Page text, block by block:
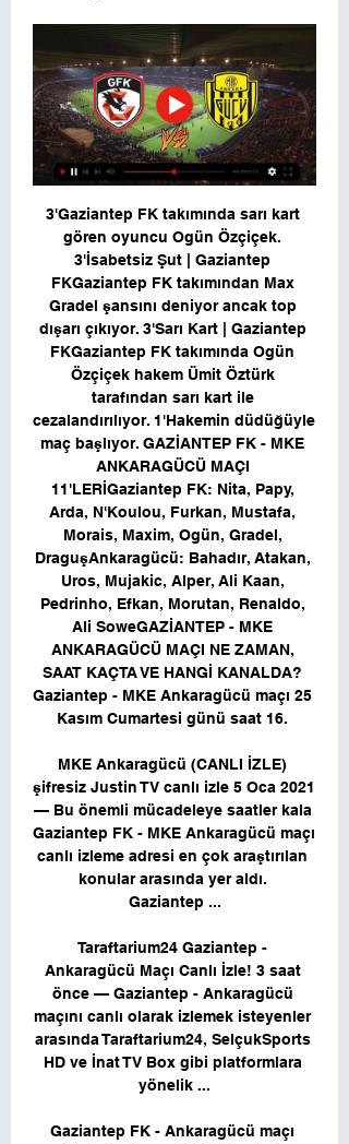
3'Gaziantep FK takımında sarı kart
gören oyuncu Ogün Özçiçek.
3'İsabetsiz Şut | Gaziantep
FKGaziantep FK takımından Max
Gradel şansını deniyor ancak top
dışarı çıkıyor. 3'Sarı Kart | Gaziantep
FKGaziantep FK takımında Ogün
Özçiçek hakem Ümit Öztürk
tarafından sarı kart ile
cezalandırılıyor. 1'Hakemin düdüğüyle
maç başlıyor. GAZİANTEP FK - MKE
ANKARAGÜCÜ MAÇI
11'LERİGaziantep FK: Nita, Papy,
Arda, N'Koulou, Furkan, Mustafa,
Morais, Maxim, Ogün, Gradel,
DraguşAnkaragücü: Bahadır, Atakan,
Uros, Mujakic, Alper, Ali Kaan,
Pedrinho, Efkan, Morutan, Renaldo,
Ali SoweGAZİANTEP - MKE
ANKARAGÜCÜ MAÇI NE ZAMAN,
SAAT KAÇTA VE HANGİ KANALDA?
Gaziantep - MKE Ankaragücü maçı 25
Kasım Cumartesi günü saat 16.
MKE Ankaragücü (CANLI İZLE)
şifresiz Justin TV canlı izle 5 Oca 2021
— Bu önemli mücadeleye saatler kala
Gaziantep FK - MKE Ankaragücü maçı
canlı izleme adresi en çok araştırılan
konular arasında yer aldı.
Gaziantep ...
Taraftarium24 Gaziantep -
Ankaragücü Maçı Canlı İzle! 3 saat
önce — Gaziantep - Ankaragücü
maçını canlı olarak izlemek isteyenler
arasında Taraftarium24, SelçukSports
HD ve İnat TV Box gibi platformlara
yönelik ...
Gaziantep FK - Ankaragücü maçı